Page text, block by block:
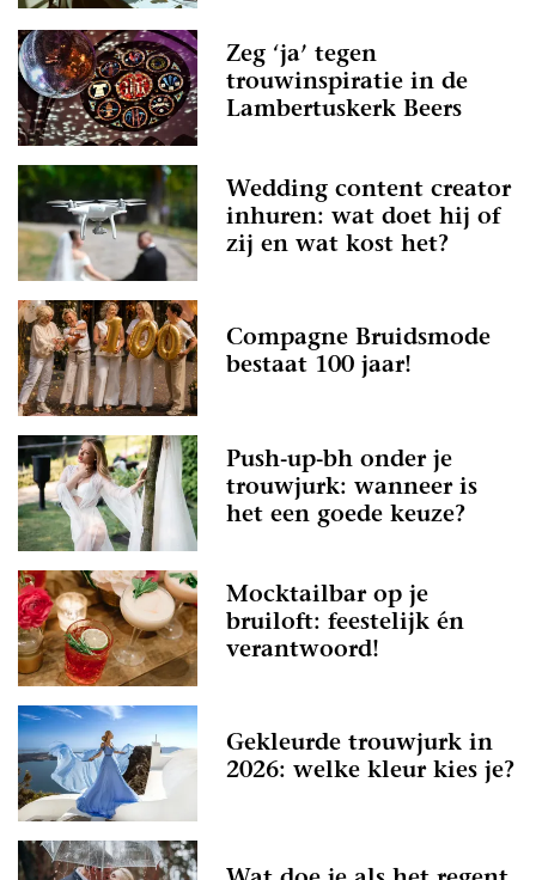
Zeg ‘ja’ tegen
trouwinspiratie in de
Lambertuskerk Beers
Wedding content creator
inhuren: wat doet hij of
zij en wat kost het?
Compagne Bruidsmode
bestaat 100 jaar!
Push-up-bh onder je
trouwjurk: wanneer is
het een goede keuze?
Mocktailbar op je
bruiloft: feestelijk én
verantwoord!
Gekleurde trouwjurk in
2026: welke kleur kies je?